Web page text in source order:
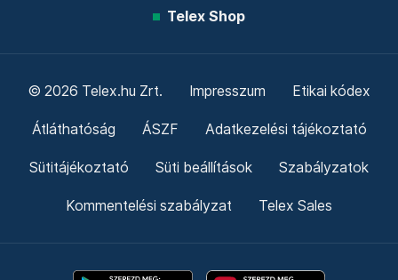
Telex Shop
© 2026 Telex.hu Zrt. Impresszum Etikai kódex
Átláthatóság ÁSZF Adatkezelési tájékoztató
Sütitájékoztató Süti beállítások Szabályzatok
Kommentelési szabályzat Telex Sales